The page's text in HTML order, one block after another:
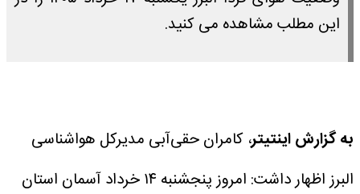
این مطلب مشاهده می کنید.
به گزارش اینتیتر، کامران حقی‌آبی مدیرکل هواشناسی
البرز اظهار داشت: امروز پنجشنبه ۱۴ خرداد آسمان استان